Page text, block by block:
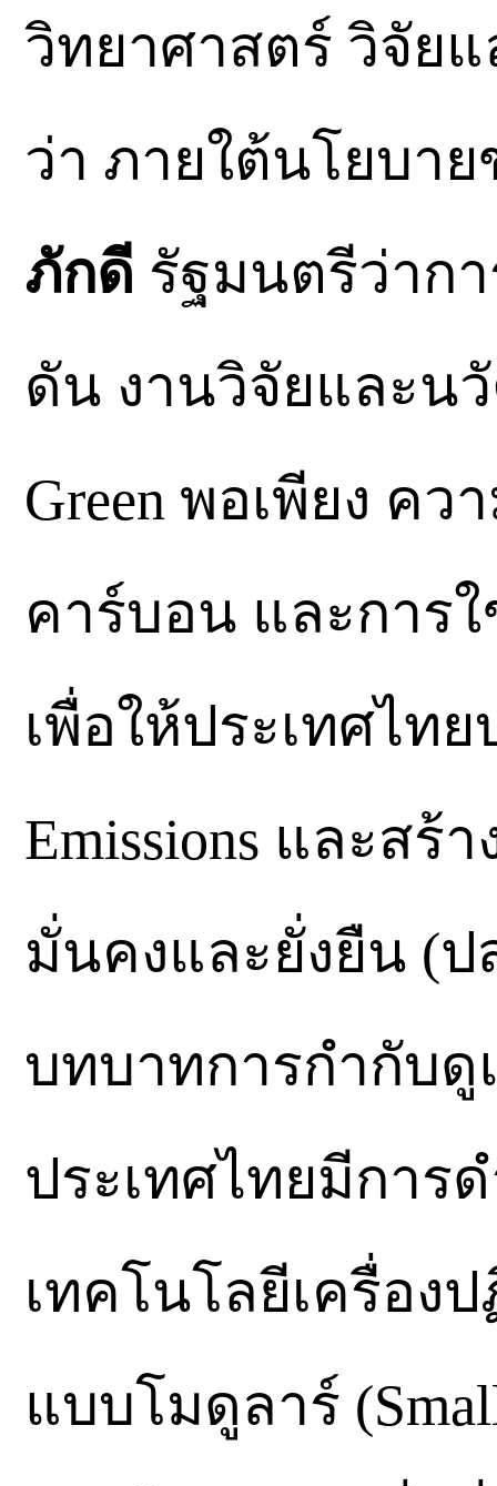
วิทยาศาสตร์ วิจัยแ
ว่า ภายใต้นโยบาย
ภักดี รัฐมนตรีว่าก
ดัน งานวิจัยและน
Green พอเพียง ค
คาร์บอน และการ
เพื่อให้ประเทศไทย
Emissions และส
มั่นคงและยั่งยืน (
บทบาทการกำกับ
ประเทศไทยมีการ
เทคโนโลยีเครื่อง
แบบโมดูลาร์